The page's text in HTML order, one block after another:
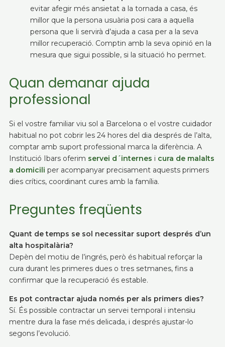
evitar afegir més ansietat a la tornada a casa, és
millor que la persona usuària posi cara a aquella
persona que li servirà d’ajuda a casa per a la seva
millor recuperació. Comptin amb la seva opinió en la
mesura que sigui possible, si la situació ho permet.
Quan demanar ajuda
professional
Si el vostre familiar viu sol a Barcelona o el vostre cuidador
habitual no pot cobrir les 24 hores del dia després de l’alta,
comptar amb suport professional marca la diferència. A
Institució Ibars oferim servei d´internes i cura de malalts
a domicili per acompanyar precisament aquests primers
dies crítics, coordinant cures amb la família.
Preguntes freqüents
Quant de temps se sol necessitar suport després d’un
alta hospitalària?
Depèn del motiu de l’ingrés, però és habitual reforçar la
cura durant les primeres dues o tres setmanes, fins a
confirmar que la recuperació és estable.
Es pot contractar ajuda només per als primers dies?
Sí. És possible contractar un servei temporal i intensiu
mentre dura la fase més delicada, i després ajustar-lo
segons l’evolució.